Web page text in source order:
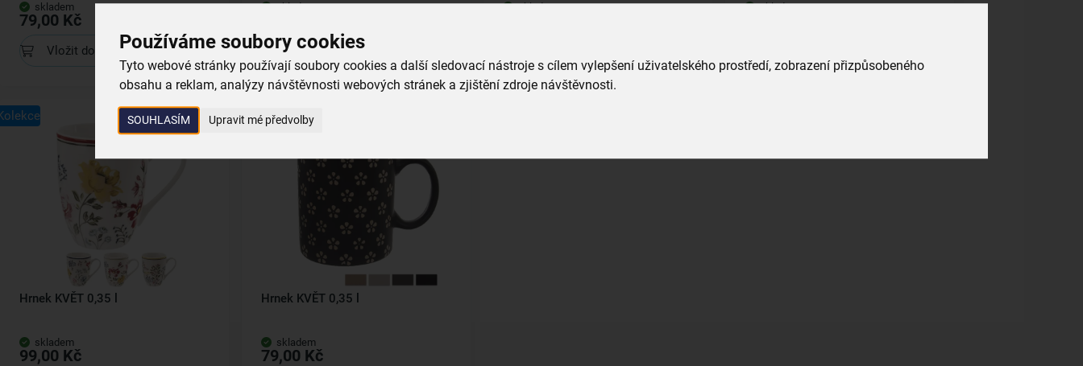
Používáme soubory cookies
Tyto webové stránky používají soubory cookies a další sledovací nástroje s cílem vylepšení uživatelského prostředí, zobrazení přizpůsobeného
obsahu a reklam, analýzy návštěvnosti webových stránek a zjištění zdroje návštěvnosti.
SOUHLASÍM Upravit mé předvolby
skladem
79,00 Kč
Vložit do košíku
skladem
Vložit do košíku
skladem skladem
Hrnek KVĚT 0,35 l
skladem
99,00 Kč
Kolekce
Hrnek KVĚT 0,35 l
skladem
79,00 Kč